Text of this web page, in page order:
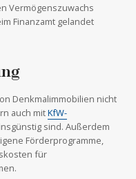
Vermögenszuwachs
Finanzamt gelandet
Denkmalimmobilien nicht
auch mitKfW-
sind. Außerdem
Förderprogramme,
für